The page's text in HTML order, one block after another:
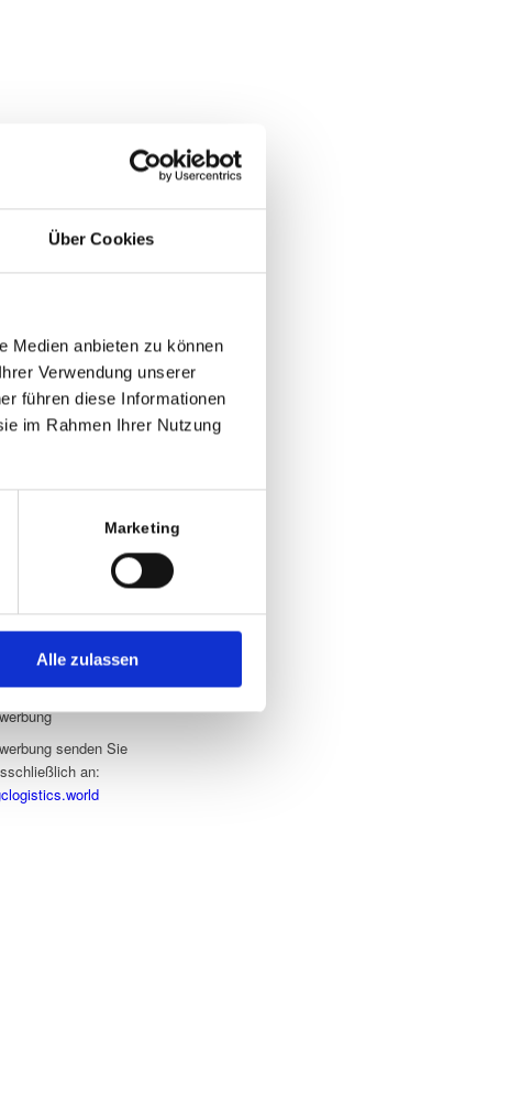
Über Cookies
Medien anbieten zu können
Verwendung unserer
führen diese Informationen
im Rahmen Ihrer Nutzung
Marketing
Alle zulassen
43
(0) 2336-42822-19
www.gclogistics.world
senden Sie
an: